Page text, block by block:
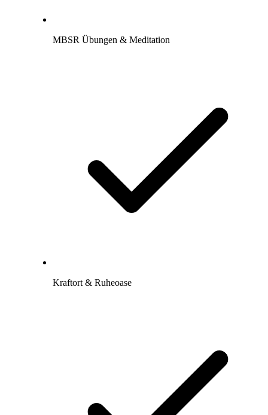
MBSR Übungen & Meditation
Kraftort & Ruheoase